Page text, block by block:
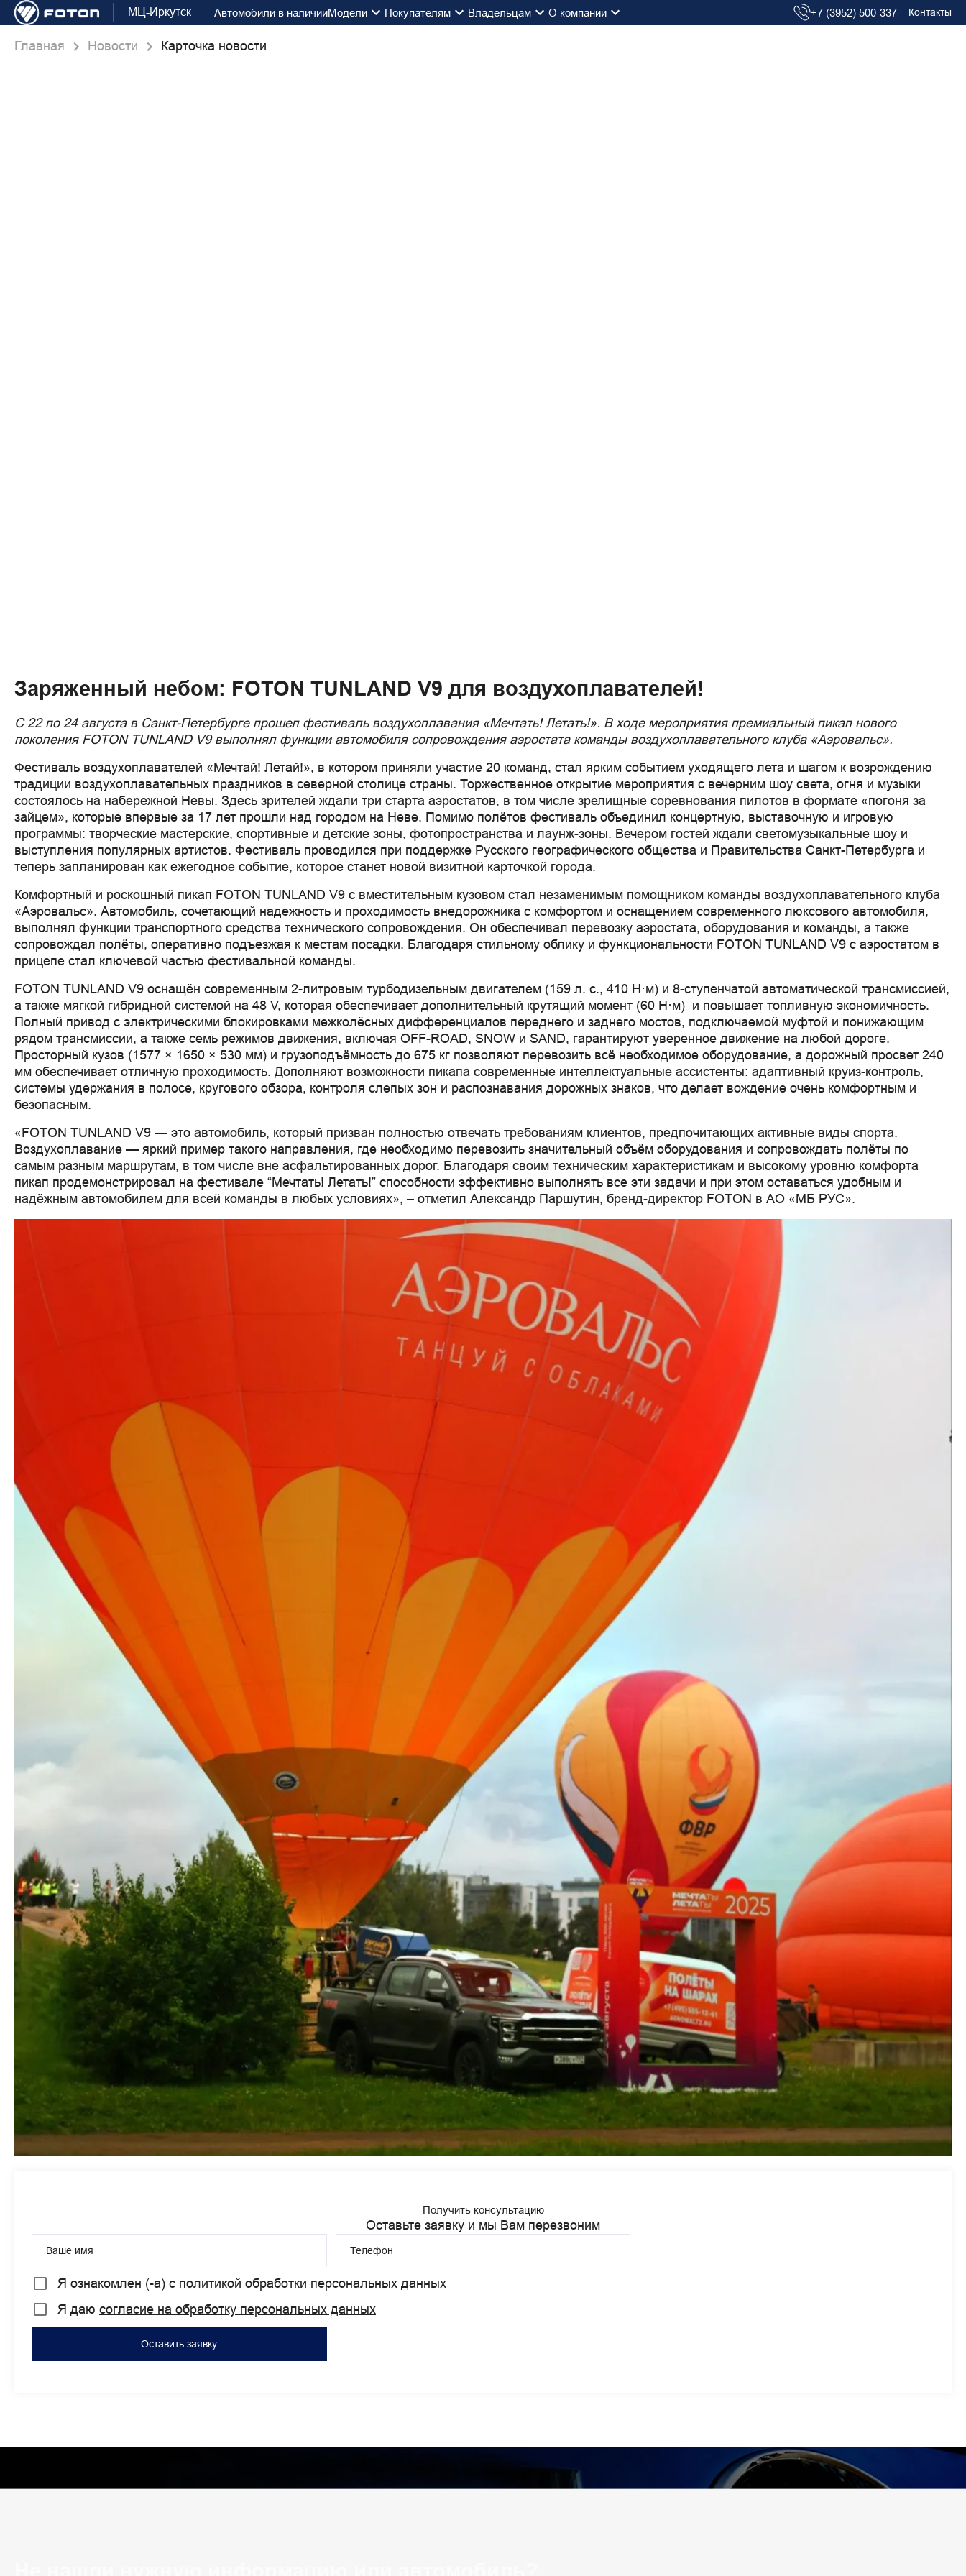
МЦ-Иркутск Автомобили в наличииМодели Покупателям Владельцам О компании +7 (3952) 500-337 Контакты
Главная Новости Карточка новости
Получить консультацию
Оставьте заявку и мы Вам перезвоним
Ваше имя Телефон
Я ознакомлен (-а) с политикой обработки персональных данных
Я даю согласие на обработку персональных данных
Оставить заявку
Заряженный небом: FOTON TUNLAND V9 для воздухоплавателей!
С 22 по 24 августа в Санкт-Петербурге прошел фестиваль воздухоплавания «Мечтать! Летать!». В ходе мероприятия премиальный пикап нового
поколения FOTON TUNLAND V9 выполнял функции автомобиля сопровождения аэростата команды воздухоплавательного клуба «Аэровальс».
Фестиваль воздухоплавателей «Мечтай! Летай!», в котором приняли участие 20 команд, стал ярким событием уходящего лета и шагом к возрождению
традиции воздухоплавательных праздников в северной столице страны. Торжественное открытие мероприятия с вечерним шоу света, огня и музыки
состоялось на набережной Невы. Здесь зрителей ждали три старта аэростатов, в том числе зрелищные соревнования пилотов в формате «погоня за
зайцем», которые впервые за 17 лет прошли над городом на Неве. Помимо полётов фестиваль объединил концертную, выставочную и игровую
программы: творческие мастерские, спортивные и детские зоны, фотопространства и лаунж-зоны. Вечером гостей ждали светомузыкальные шоу и
выступления популярных артистов. Фестиваль проводился при поддержке Русского географического общества и Правительства Санкт-Петербурга и
теперь запланирован как ежегодное событие, которое станет новой визитной карточкой города.
Комфортный и роскошный пикап FOTON TUNLAND V9 с вместительным кузовом стал незаменимым помощником команды воздухоплавательного клуба
«Аэровальс». Автомобиль, сочетающий надежность и проходимость внедорожника с комфортом и оснащением современного люксового автомобиля,
выполнял функции транспортного средства технического сопровождения. Он обеспечивал перевозку аэростата, оборудования и команды, а также
сопровождал полёты, оперативно подъезжая к местам посадки. Благодаря стильному облику и функциональности FOTON TUNLAND V9 с аэростатом в
прицепе стал ключевой частью фестивальной команды.
FOTON TUNLAND V9 оснащён современным 2-литровым турбодизельным двигателем (159 л. с., 410 Н·м) и 8-ступенчатой автоматической трансмиссией,
а также мягкой гибридной системой на 48 V, которая обеспечивает дополнительный крутящий момент (60 Н·м) и повышает топливную экономичность.
Полный привод с электрическими блокировками межколёсных дифференциалов переднего и заднего мостов, подключаемой муфтой и понижающим
рядом трансмиссии, а также семь режимов движения, включая OFF-ROAD, SNOW и SAND, гарантируют уверенное движение на любой дороге.
Просторный кузов (1577 × 1650 × 530 мм) и грузоподъёмность до 675 кг позволяют перевозить всё необходимое оборудование, а дорожный просвет 240
мм обеспечивает отличную проходимость. Дополняют возможности пикапа современные интеллектуальные ассистенты: адаптивный круиз-контроль,
системы удержания в полосе, кругового обзора, контроля слепых зон и распознавания дорожных знаков, что делает вождение очень комфортным и
безопасным.
«FOTON TUNLAND V9 — это автомобиль, который призван полностью отвечать требованиям клиентов, предпочитающих активные виды спорта.
Воздухоплавание — яркий пример такого направления, где необходимо перевозить значительный объём оборудования и сопровождать полёты по
самым разным маршрутам, в том числе вне асфальтированных дорог. Благодаря своим техническим характеристикам и высокому уровню комфорта
пикап продемонстрировал на фестивале “Мечтать! Летать!” способности эффективно выполнять все эти задачи и при этом оставаться удобным и
надёжным автомобилем для всей команды в любых условиях», – отметил Александр Паршутин, бренд-директор FOTON в АО «МБ РУС».